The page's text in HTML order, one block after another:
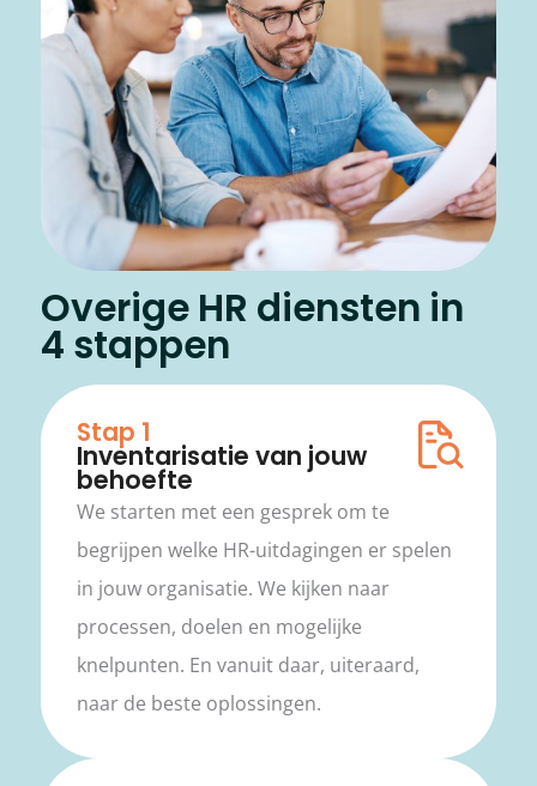
Overige HR diensten in
4 stappen
Stap 1
Inventarisatie van jouw
behoefte
We starten met een gesprek om te
begrijpen welke HR-uitdagingen er spelen
in jouw organisatie. We kijken naar
processen, doelen en mogelijke
knelpunten. En vanuit daar, uiteraard,
naar de beste oplossingen.